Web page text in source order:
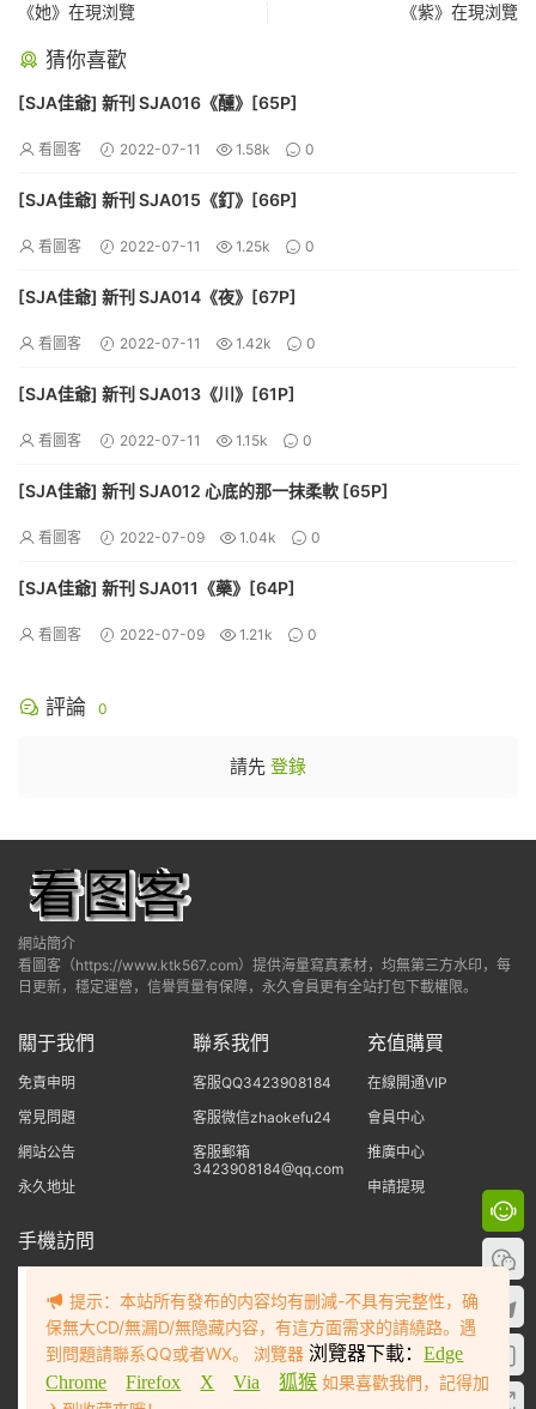
《她》在現浏覽
《紫》在現浏覽
猜你喜歡
[SJA佳爺] 新刊 SJA016《醺》[65P]
看圖客 2022-07-11 1.58k 0
[SJA佳爺] 新刊 SJA015《釘》[66P]
看圖客 2022-07-11 1.25k 0
[SJA佳爺] 新刊 SJA014《夜》[67P]
看圖客 2022-07-11 1.42k 0
[SJA佳爺] 新刊 SJA013《川》[61P]
看圖客 2022-07-11 1.15k 0
[SJA佳爺] 新刊 SJA012 心底的那一抹柔軟 [65P]
看圖客 2022-07-09 1.04k 0
[SJA佳爺] 新刊 SJA011《藥》[64P]
看圖客 2022-07-09 1.21k 0
評論 0
請先 登錄
網站簡介
看圖客（https://www.ktk567.com）提供海量寫真素材，均無第三方水印，每
日更新，穩定運營，信譽質量有保障，永久會員更有全站打包下載權限。
關于我們
免責申明
常見問題
網站公告
永久地址
聯系我們
客服QQ3423908184
客服微信zhaokefu24
客服郵箱
3423908184@qq.com
充值購買
在線開通VIP
會員中心
推廣中心
申請提現
手機訪問
提示：本站所有發布的内容均有删減-不具有完整性，确
保無大CD/無漏D/無隐藏内容，有這方面需求的請繞路。遇
到問題請聯系QQ或者WX。 浏覽器 浏覽器下載：Edge
Chrome
Firefox X Via 狐猴 如果喜歡我們，記得加